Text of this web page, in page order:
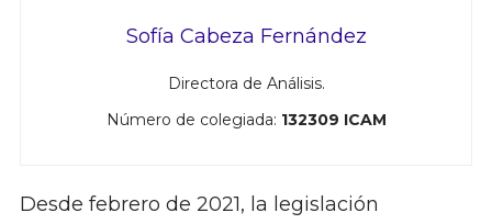
Sofía Cabeza Fernández
Directora de Análisis.
Número de colegiada: 132309 ICAM
Desde febrero de 2021, la legislación